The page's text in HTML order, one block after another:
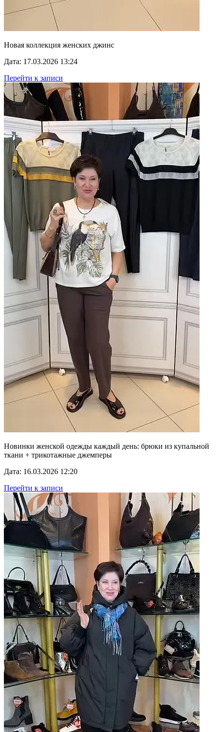
Новая коллекция женских джинс
Дата: 17.03.2026 13:24
Перейти к записи
Новинки женской одежды каждый день: брюки из купальной
ткани + трикотажные джемперы
Дата: 16.03.2026 12:20
Перейти к записи